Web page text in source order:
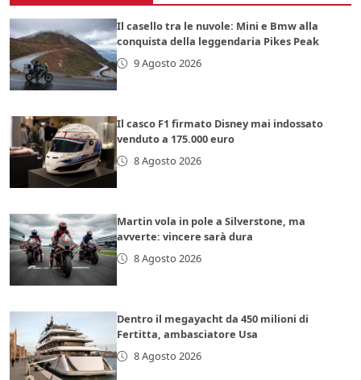
Il casello tra le nuvole: Mini e Bmw alla
conquista della leggendaria Pikes Peak
9 Agosto 2026
Il casco F1 firmato Disney mai indossato
venduto a 175.000 euro
8 Agosto 2026
Martin vola in pole a Silverstone, ma
avverte: vincere sarà dura
8 Agosto 2026
Dentro il megayacht da 450 milioni di
Fertitta, ambasciatore Usa
8 Agosto 2026